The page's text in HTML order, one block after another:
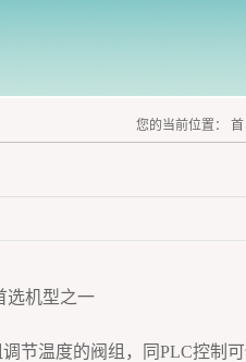
您的当前位置： 首
选机型之一
节温度的阀组，同PLC控制